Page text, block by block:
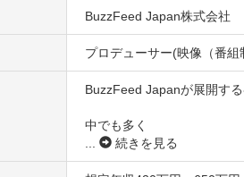
BuzzFeed Japan株式会社
プロデューサー(映像（番
BuzzFeed Japanが展開す
中でも多く
続きを見る